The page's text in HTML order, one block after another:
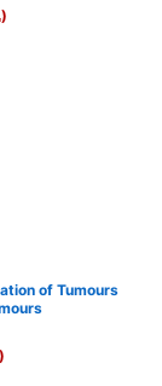
of Tumours